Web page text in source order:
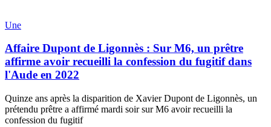
Une
Affaire Dupont de Ligonnès : Sur M6, un prêtre
affirme avoir recueilli la confession du fugitif dans
l'Aude en 2022
Quinze ans après la disparition de Xavier Dupont de Ligonnès, un
prétendu prêtre a affirmé mardi soir sur M6 avoir recueilli la
confession du fugitif